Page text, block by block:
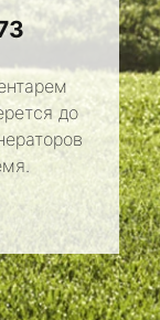
до